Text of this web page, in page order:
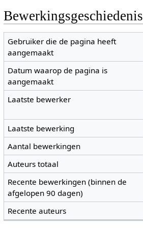
Bewerkingsgeschiedenis
Gebruiker die de pagina heeft
aangemaakt
Datum waarop de pagina is
aangemaakt
Laatste bewerker
Laatste bewerking
Aantal bewerkingen
Auteurs totaal
Recente bewerkingen (binnen de
afgelopen 90 dagen)
Recente auteurs